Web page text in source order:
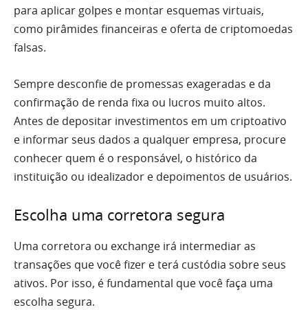
para aplicar golpes e montar esquemas virtuais,
como pirâmides financeiras e oferta de criptomoedas
falsas.
Sempre desconfie de promessas exageradas e da
confirmação de renda fixa ou lucros muito altos.
Antes de depositar investimentos em um criptoativo
e informar seus dados a qualquer empresa, procure
conhecer quem é o responsável, o histórico da
instituição ou idealizador e depoimentos de usuários.
Escolha uma corretora segura
Uma corretora ou exchange irá intermediar as
transações que você fizer e terá custódia sobre seus
ativos. Por isso, é fundamental que você faça uma
escolha segura.